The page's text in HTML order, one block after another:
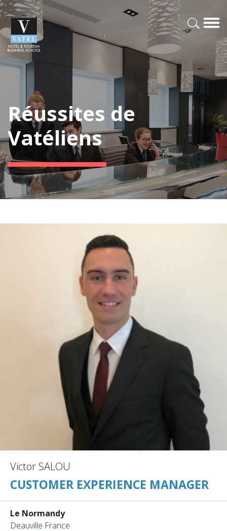
Réussites de
Vatéliens
Victor SALOU
CUSTOMER EXPERIENCE MANAGER
Le Normandy
Deauville France